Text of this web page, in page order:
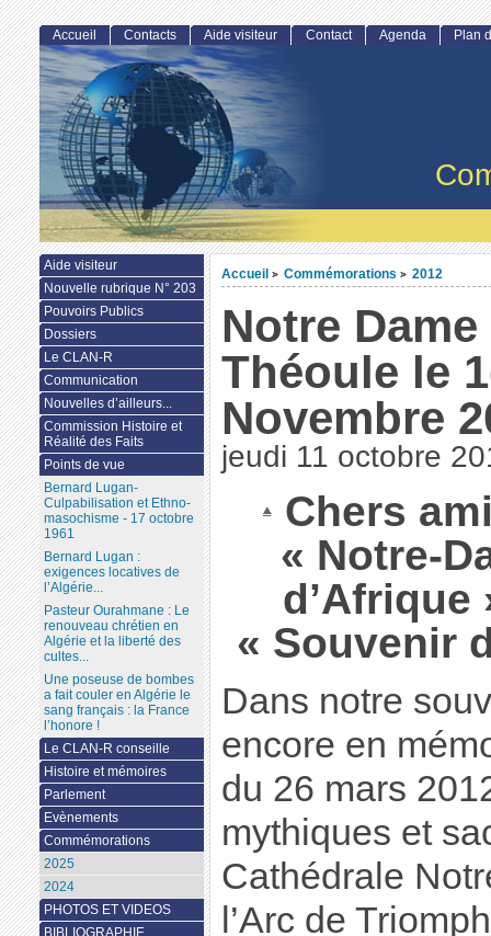
Accueil > Commémorations > 2012
Notre
Théoule le
Novembre
jeudi 11 octobre
Chers
« Notre-
d’Afrique
« Souvenir
Dans notre
encore en
du 26 mars
mythiques et
Cathédrale
l’Arc de
Accueil Contacts Aide visiteur Contact Agenda Plan
Aide visiteur
Nouvelle rubrique N° 203
Pouvoirs Publics
Dossiers
Le CLAN-R
Communication
Nouvelles d’ailleurs...
Commission Histoire et
Réalité des Faits
Points de vue
Bernard Lugan-
Culpabilisation et Ethno-
masochisme - 17 octobre
1961
Bernard Lugan :
exigences locatives de
l’Algérie...
Pasteur Ourahmane : Le
renouveau chrétien en
Algérie et la liberté des
cultes...
Une poseuse de bombes
a fait couler en Algérie le
sang français : la France
l’honore !
Le CLAN-R conseille
Histoire et mémoires
Parlement
Evènements
Commémorations
2025
2024
PHOTOS ET VIDEOS